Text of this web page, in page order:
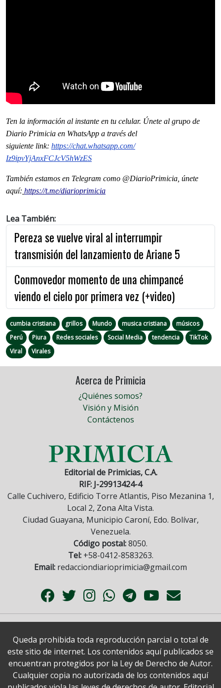
Ten la información al instante en tu celular. Únete al grupo de
Diario Primicia en WhatsApp a través del
siguiente link: https://chat.whatsapp.com/
Iz9ipvYjAnxFCJcV5hWzES
También estamos en Telegram como @DiarioPrimicia, únete
aquí: https://t.me/diarioprimicia
Lea También:
Pereza se vuelve viral al interrumpir
transmisión del lanzamiento de Ariane 5
Conmovedor momento de una chimpancé
viendo el cielo por primera vez (+video)
cumbia cristiana grillos Mundo musica cristiana
músicos
Perú
Piura Redes sociales Social Media tendencia
TikTok
Viral
Virales
Acerca de Primicia
¿Quiénes somos?
Visión y Misión
Contáctenos
Editorial de Primicias, C.A.
RIF: J-29913424-4
Calle Cuchivero, Edificio Torre Atlantis, Piso Mezanina 1,
Local 2, Zona Alta Vista.
Ciudad Guayana, Municipio Caroní, Edo. Bolívar,
Venezuela.
Código postal:8050.
Tel:+58-0412-8583263.
Email: redacciondiarioprimicia@gmail.com
Queda prohibida toda reproducción parcial o total de
este sitio de internet. Los contenidos aquí publicados se
encuentran protegidos por la Ley de Derecho de Autor.
Cualquier copia no autorizada de los contenidos aquí